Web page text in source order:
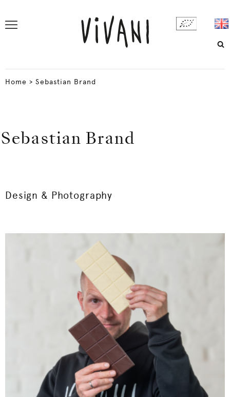
Home >Sebastian Brand
Sebastian Brand
Design & Photography